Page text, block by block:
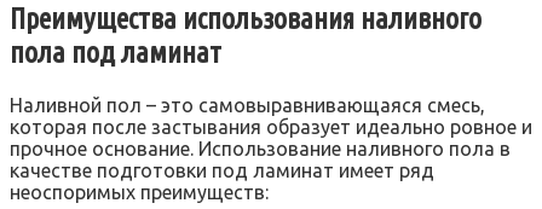
Преимущества использования наливного
пола под ламинат
Наливной пол – это самовыравнивающаяся смесь,
которая после застывания образует идеально ровное и
прочное основание. Использование наливного пола в
качестве подготовки под ламинат имеет ряд
неоспоримых преимуществ: